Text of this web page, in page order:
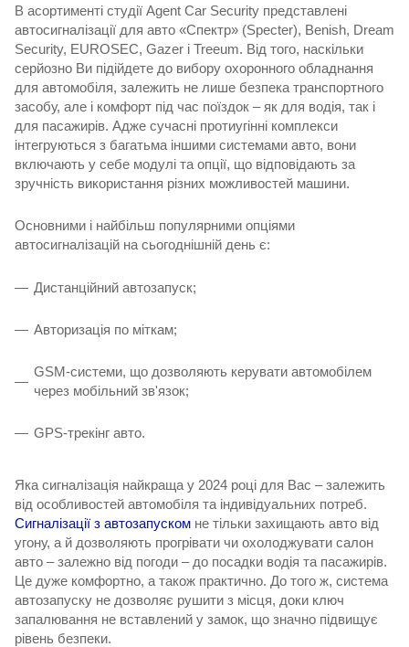
В асортименті студії Agent Car Security представлені
автосигналізації для авто «Спектр» (Specter), Benish, Dream
Security, EUROSEC, Gazer і Treeum. Від того, наскільки
серйозно Ви підійдете до вибору охоронного обладнання
для автомобіля, залежить не лише безпека транспортного
засобу, але і комфорт під час поїздок – як для водія, так і
для пасажирів. Адже сучасні протиугінні комплекси
інтегруються з багатьма іншими системами авто, вони
включають у себе модулі та опції, що відповідають за
зручність використання різних можливостей машини.
Основними і найбільш популярними опціями
автосигналізацій на сьогоднішній день є:
Дистанційний автозапуск;
Авторизація по міткам;
GSM-системи, що дозволяють керувати автомобілем
через мобільний зв'язок;
GPS-трекінг авто.
Яка сигналізація найкраща у 2024 році для Вас – залежить
від особливостей автомобіля та індивідуальних потреб.
Сигналізації з автозапуском не тільки захищають авто від
угону, а й дозволяють прогрівати чи охолоджувати салон
авто – залежно від погоди – до посадки водія та пасажирів.
Це дуже комфортно, а також практично. До того ж, система
автозапуску не дозволяє рушити з місця, доки ключ
запалювання не вставлений у замок, що значно підвищує
рівень безпеки.